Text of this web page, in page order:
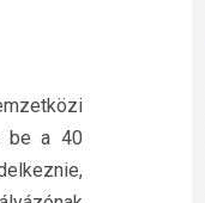
be a 40